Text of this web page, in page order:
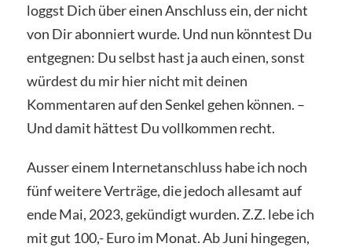
loggst Dich über einen Anschluss ein, der nicht
von Dir abonniert wurde. Und nun könntest Du
entgegnen: Du selbst hast ja auch einen, sonst
würdest du mir hier nicht mit deinen
Kommentaren auf den Senkel gehen können. –
Und damit hättest Du vollkommen recht.
Ausser einem Internetanschluss habe ich noch
fünf weitere Verträge, die jedoch allesamt auf
ende Mai, 2023, gekündigt wurden. Z.Z. lebe ich
mit gut 100,- Euro im Monat. Ab Juni hingegen,